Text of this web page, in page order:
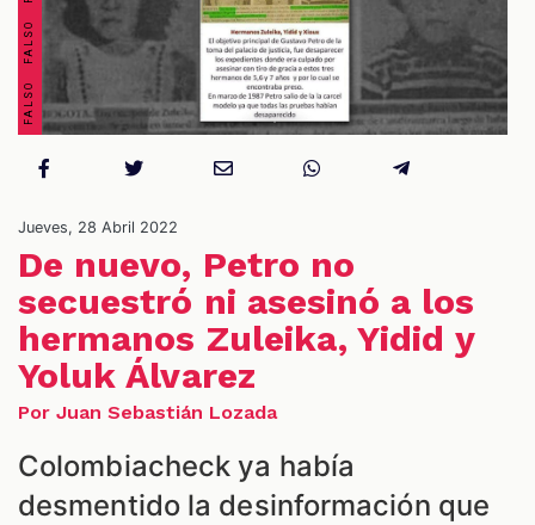
Jueves, 28 Abril 2022
De nuevo, Petro no
secuestró ni asesinó a los
hermanos Zuleika, Yidid y
Yoluk Álvarez
Por Juan Sebastián Lozada
Colombiacheck ya había
desmentido la desinformación que